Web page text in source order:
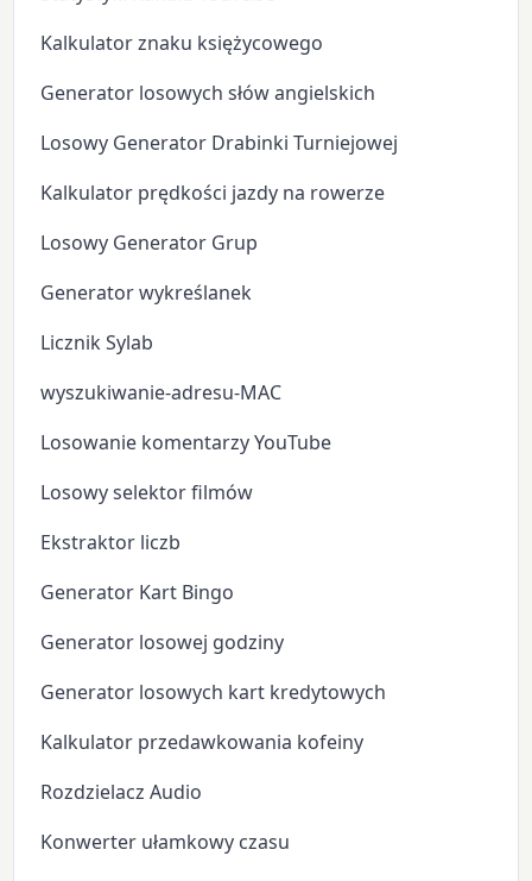
Kalkulator znaku księżycowego
Generator losowych słów angielskich
Losowy Generator Drabinki Turniejowej
Kalkulator prędkości jazdy na rowerze
Losowy Generator Grup
Generator wykreślanek
Licznik Sylab
wyszukiwanie-adresu-MAC
Losowanie komentarzy YouTube
Losowy selektor filmów
Ekstraktor liczb
Generator Kart Bingo
Generator losowej godziny
Generator losowych kart kredytowych
Kalkulator przedawkowania kofeiny
Rozdzielacz Audio
Konwerter ułamkowy czasu